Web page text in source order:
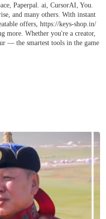
Paperpal. ai, CursorAI, You.
and many others. With instant
offers, https://keys-shop.in/
more. Whether you're a creator,
— the smartest tools in the game